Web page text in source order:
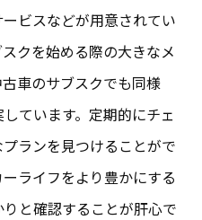
ビスなどが用意されてい
クを始める際の大きなメ
車のサブスクでも同様
ています。定期的にチェ
ランを見つけることがで
ライフをより豊かにする
と確認することが肝心で